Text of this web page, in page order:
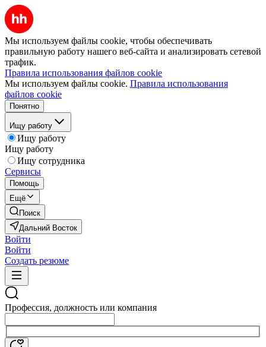
Мы используем файлы cookie, чтобы обеспечивать
правильную работу нашего веб-сайта и анализировать сетевой
трафик.
Правила использования файлов cookie
Мы используем файлы cookie. Правила использования
файлов cookie
Понятно
Ищу работу
Ищу работу
Ищу работу
Ищу сотрудника
Сервисы
Помощь
Ещё
Поиск
Дальний Восток
Войти
Войти
Создать резюме
Профессия, должность или компания